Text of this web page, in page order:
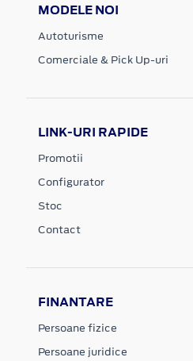
MODELE NOI
Autoturisme
Comerciale & Pick Up-uri
LINK-URI RAPIDE
Promotii
Configurator
Stoc
Contact
FINANTARE
Persoane fizice
Persoane juridice